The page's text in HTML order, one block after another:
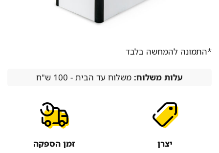
*התמונה להמחשה בלבד
עלות משלוח:משלוח עד הבית - 100 ש"ח
יצרן
זמן הספקה